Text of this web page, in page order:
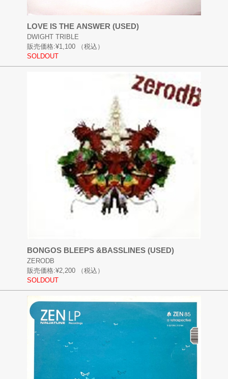
LOVE IS THE ANSWER (USED)
DWIGHT TRIBLE
販売価格:¥1,100
（税込）
SOLDOUT
BONGOS BLEEPS &BASSLINES (USED)
ZERODB
販売価格:¥2,200
（税込）
SOLDOUT